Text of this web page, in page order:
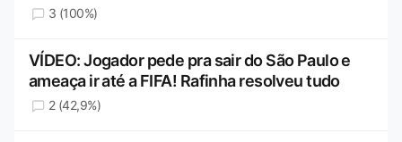
3 (100%)
VÍDEO: Jogador pede pra sair do São Paulo e
ameaça ir até a FIFA! Rafinha resolveu tudo
2 (42,9%)